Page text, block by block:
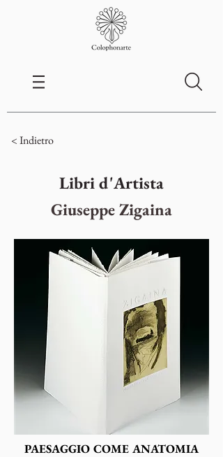
PAESAGGIO COME ANATOMIA
Giuseppe Zigaina
< Indietro
Libri d'Artista